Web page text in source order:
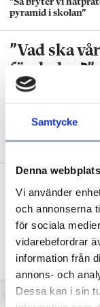
Samtycke
Denna
Vi använder
och annonserna
för sociala
vidarebefordrar
information från
annons- och
Dessa kan i sin
förutsättningar till
hållbar psykosocial
klassrummet, säger
”Så bryter vi
pyramid i skolan”
”Vad ska
förskolan?”
DEBATT
eller ska jag vara
”Vad
barn
DEBATT”Frågan är
fler barn från början
anpassas till skolan”.